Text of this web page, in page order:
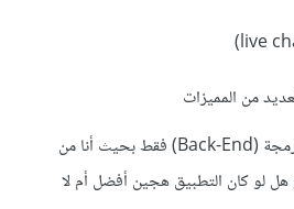
البرمجة (Back-End) فقط بحيث أنا من